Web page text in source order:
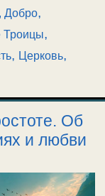
Добро,
Троицы,
, Церковь,
Об
и любви